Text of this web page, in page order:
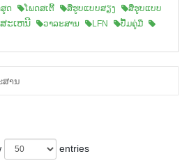
ດ ໂພດສເຕີ້ ສືຮູບແບບສຽງ
ສື່ຮູບແບບ
ະເຫນີ ວາລະສານ LFN
ປື້ມຄູ່ມື
ສານ
entries